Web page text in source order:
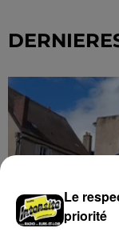
Le
priorité